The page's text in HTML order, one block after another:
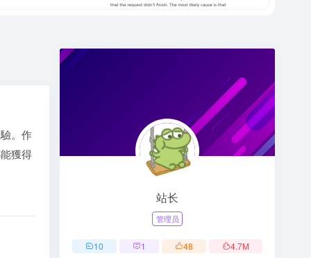
。作
獲得
站长
管理员
10 1 48 4.7M